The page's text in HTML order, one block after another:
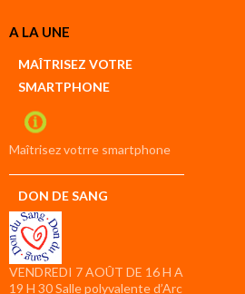
Créer
compte
compte
A LA UNE
MAÎTRISEZ VOTRE
SMARTPHONE
Maîtrisez votrre smartphone
DON DE SANG
VENDREDI 7 AOÛT DE 16 H A
19 H 30 Salle polyvalente d’Arc